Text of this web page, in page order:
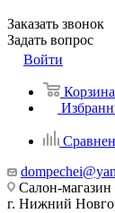
Заказать звонок
Задать вопрос
Войти
Корзина
Салон-
г. Нижний